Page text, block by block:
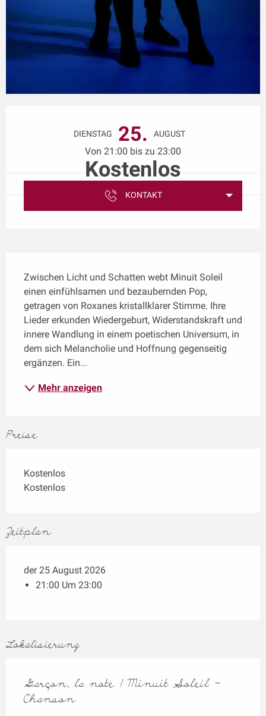
DIENSTAG 25. AUGUST
Von 21:00 bis zu 23:00
Kostenlos
KONTAKT
Zwischen Licht und Schatten webt Minuit Soleil
einen einfühlsamen und bezaubernden Pop,
getragen von Roxanes kristallklarer Stimme. Ihre
Lieder erkunden Wiedergeburt, Widerstandskraft und
innere Wandlung in einem poetischen Universum, in
dem sich Melancholie und Hoffnung gegenseitig
ergänzen. Ein...
Mehr anzeigen
Preise
Kostenlos
Kostenlos
Zeitplan
der 25 August 2026
21:00 Um 23:00
Lokalisierung
Garçon, la note ! Minuit Soleil -
Chanson